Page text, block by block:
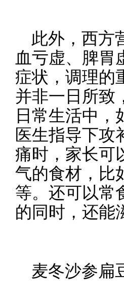
此外，西方
血亏虚、脾胃
症状，调理的
并非一日所致
日常生活中，
医生指导下攻
痛时，家长可
气的食材，比
等。还可以常
的同时，还能
麦冬沙参扁